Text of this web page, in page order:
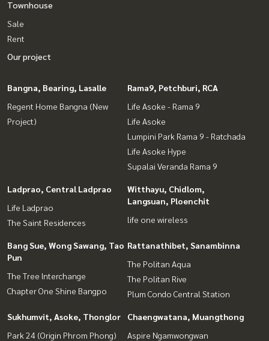
Townhouse
Sale
Rent
Our project
Bangna, Bearing, Lasalle
Regent Home Bangna (New
Project)
Rama9, Petchburi, RCA
Life Asoke - Rama 9
Life Asoke
Lumpini Park Rama 9 - Ratchada
Life Asoke Hype
Supalai Veranda Rama 9
Ladprao, Central Ladprao
Life Ladprao
The Saint Residences
Witthayu, Chidlom,
Langsuan, Ploenchit
life one wireless
Bang Sue, Wong Sawang, Tao
Pun
The Tree Interchange
Chapter One Shine Bangpo
Rattanathibet, Sanambinna
The Politan Aqua
The Politan Rive
Plum Condo Central Station
Sukhumvit, Asoke, Thonglor
Park 24 (Origin Phrom Phong)
Chaengwatana, Muangthong
Aspire Ngamwongwan